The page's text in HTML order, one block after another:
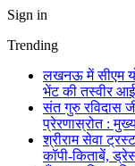
Sign in
Trending
लखनऊ में सीएम
भेंट की तस्वीर
संत गुरु रविदास
प्रेरणास्रोत :
श्रीराम सेवा
कॉपी-किताबें,